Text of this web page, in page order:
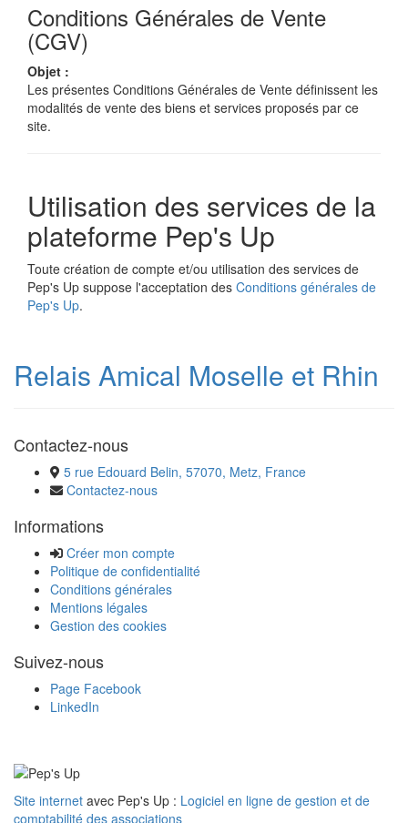
Conditions Générales de Vente
(CGV)
Objet :
Les présentes Conditions Générales de Vente définissent les
modalités de vente des biens et services proposés par ce
site.
Utilisation des services de la
plateforme Pep's Up
Toute création de compte et/ou utilisation des services de
Pep's Up suppose l'acceptation des Conditions générales de
Pep's Up.
Relais Amical Moselle et Rhin
Contactez-nous
5 rue Edouard Belin, 57070, Metz, France
Contactez-nous
Informations
Créer mon compte
Politique de confidentialité
Conditions générales
Mentions légales
Gestion des cookies
Suivez-nous
Page Facebook
LinkedIn
Site internet avec Pep's Up : Logiciel en ligne de gestion et de
comptabilité des associations